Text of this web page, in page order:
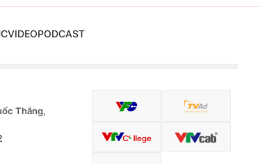
VIDEOPODCAST
Thắng,